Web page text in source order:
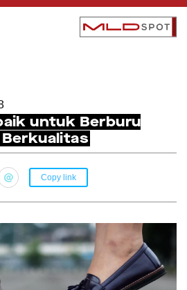
untuk Berburu
Copy link